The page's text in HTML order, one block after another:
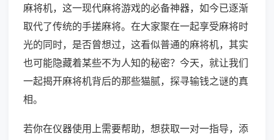
麻将机，这一现代麻将游戏的必备神器，如今已逐渐
取代了传统的手搓麻将。在大家聚在一起享受麻将时
光的同时，是否曾想过，这看似普通的麻将机，其实
也可能隐藏着某些不为人知的秘密？今天，就让我们
一起揭开麻将机背后的那些猫腻，探寻输钱之谜的真
相。
若你在仪器使用上需要帮助，想获取一对一指导，添